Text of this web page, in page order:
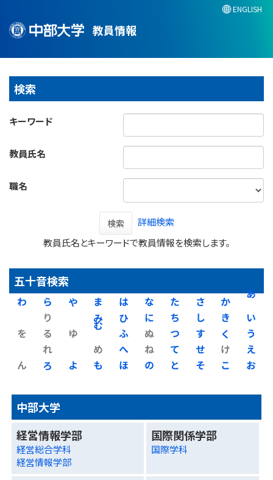
教員情報
ENGLISH
検索
キーワード
教員氏名
職名
検索
詳細検索
教員氏名とキーワードで教員情報を検索します。
五十音検索
あ
い
う
え
お
か
き
く
け
こ
さ
し
す
せ
そ
た
ち
つ
て
と
な
に
ぬ
ね
の
は
ひ
ふ
へ
ほ
ま
み
む
め
も
や
ゆ
よ
ら
り
る
れ
ろ
わ
を
ん
中部大学
経営情報学部
経営総合学科
経営情報学部
国際関係学部
国際学科